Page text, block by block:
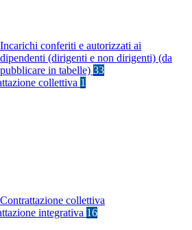
Incarichi conferiti e autorizzati ai
dipendenti (dirigenti e non dirigenti) (da
pubblicare in tabelle) 33
collettiva 1
Contrattazione collettiva
integrativa 16